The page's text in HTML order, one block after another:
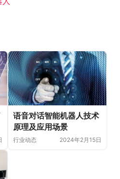
语音对话智能机器人技术
原理及应用场景
行业动态 2024年2月15日